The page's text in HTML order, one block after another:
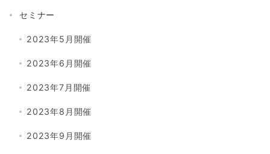
セミナー
2023年5月開催
2023年6月開催
2023年7月開催
2023年8月開催
2023年9月開催